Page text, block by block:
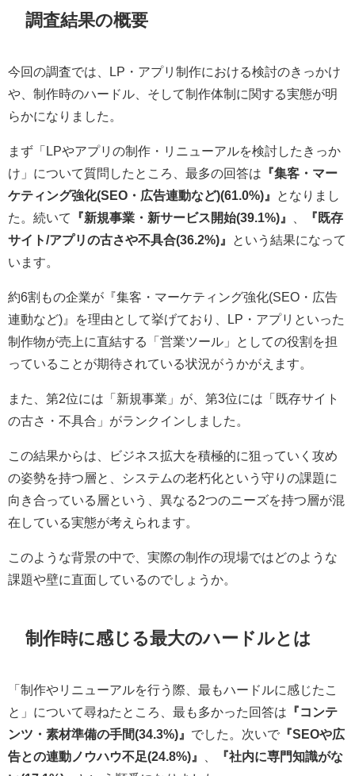
調査結果の概要
今回の調査では、LP・アプリ制作における検討のきっかけ
や、制作時のハードル、そして制作体制に関する実態が明
らかになりました。
まず「LPやアプリの制作・リニューアルを検討したきっか
け」について質問したところ、最多の回答は 『集客・マー
ケティング強化(SEO・広告連動など)(61.0%)』
となりまし
た。続いて
『新規事業・新サービス開始(39.1%)』
『既存
サイト/アプリの古さや不具合(36.2%)』
という結果になって
います。
約6割もの企業が『集客・マーケティング強化(SEO・広告
連動など)』を理由として挙げており、LP・アプリといった
制作物が売上に直結する「営業ツール」としての役割を担
っていることが期待されている状況がうかがえます。
また、第2位には「新規事業」が、第3位には「既存サイト
の古さ・不具合」がランクインしました。
この結果からは、ビジネス拡大を積極的に狙っていく攻め
の姿勢を持つ層と、システムの老朽化という守りの課題に
向き合っている層という、異なる2つのニーズを持つ層が混
在している実態が考えられます。
このような背景の中で、実際の制作の現場ではどのような
課題や壁に直面しているのでしょうか。
制作時に感じる最大のハードルとは
「制作やリニューアルを行う際、最もハードルに感じたこ
と」について尋ねたところ、最も多かった回答は 『コンテ
ンツ・素材準備の手間(34.3%)』 でした。次いで 『SEOや広
告との連動ノウハウ不足(24.8%)』
『社内に専門知識がな